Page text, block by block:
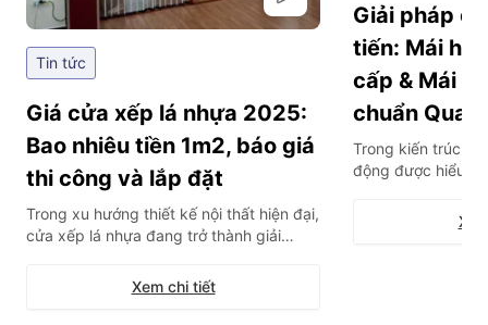
Tin tức
Giá cửa xếp lá nhựa 2025:
Bao nhiêu tiền 1m2, báo giá
thi công và lắp đặt
Trong xu hướng thiết kế nội thất hiện đại,
cửa xếp lá nhựa đang trở thành giải
không gian mở, nhà vệ sinh hay phòng
tắm nhờ khả năng tối ưu diện tích tuyệt
Xem chi tiết
Giải pháp
tiến: Mái
cấp & Mái
chuẩn
Trong kiến trúc
động được hiểu là
bộ cảm biến, cho
mở hoàn toàn từ